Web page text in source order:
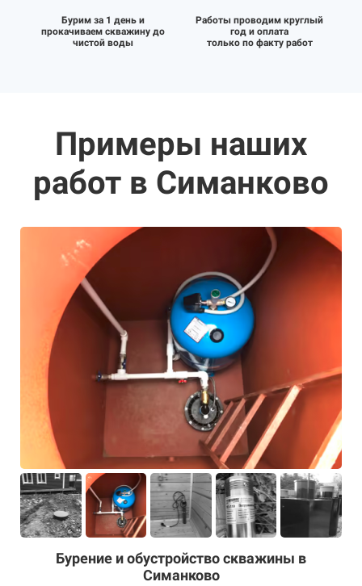
Бурим за 1 день и
прокачиваем скважину до
чистой воды
Работы проводим круглый
год и оплата
только по факту работ
Примеры наших
работ в Симанково
Бурение и обустройство скважины в
Симанково